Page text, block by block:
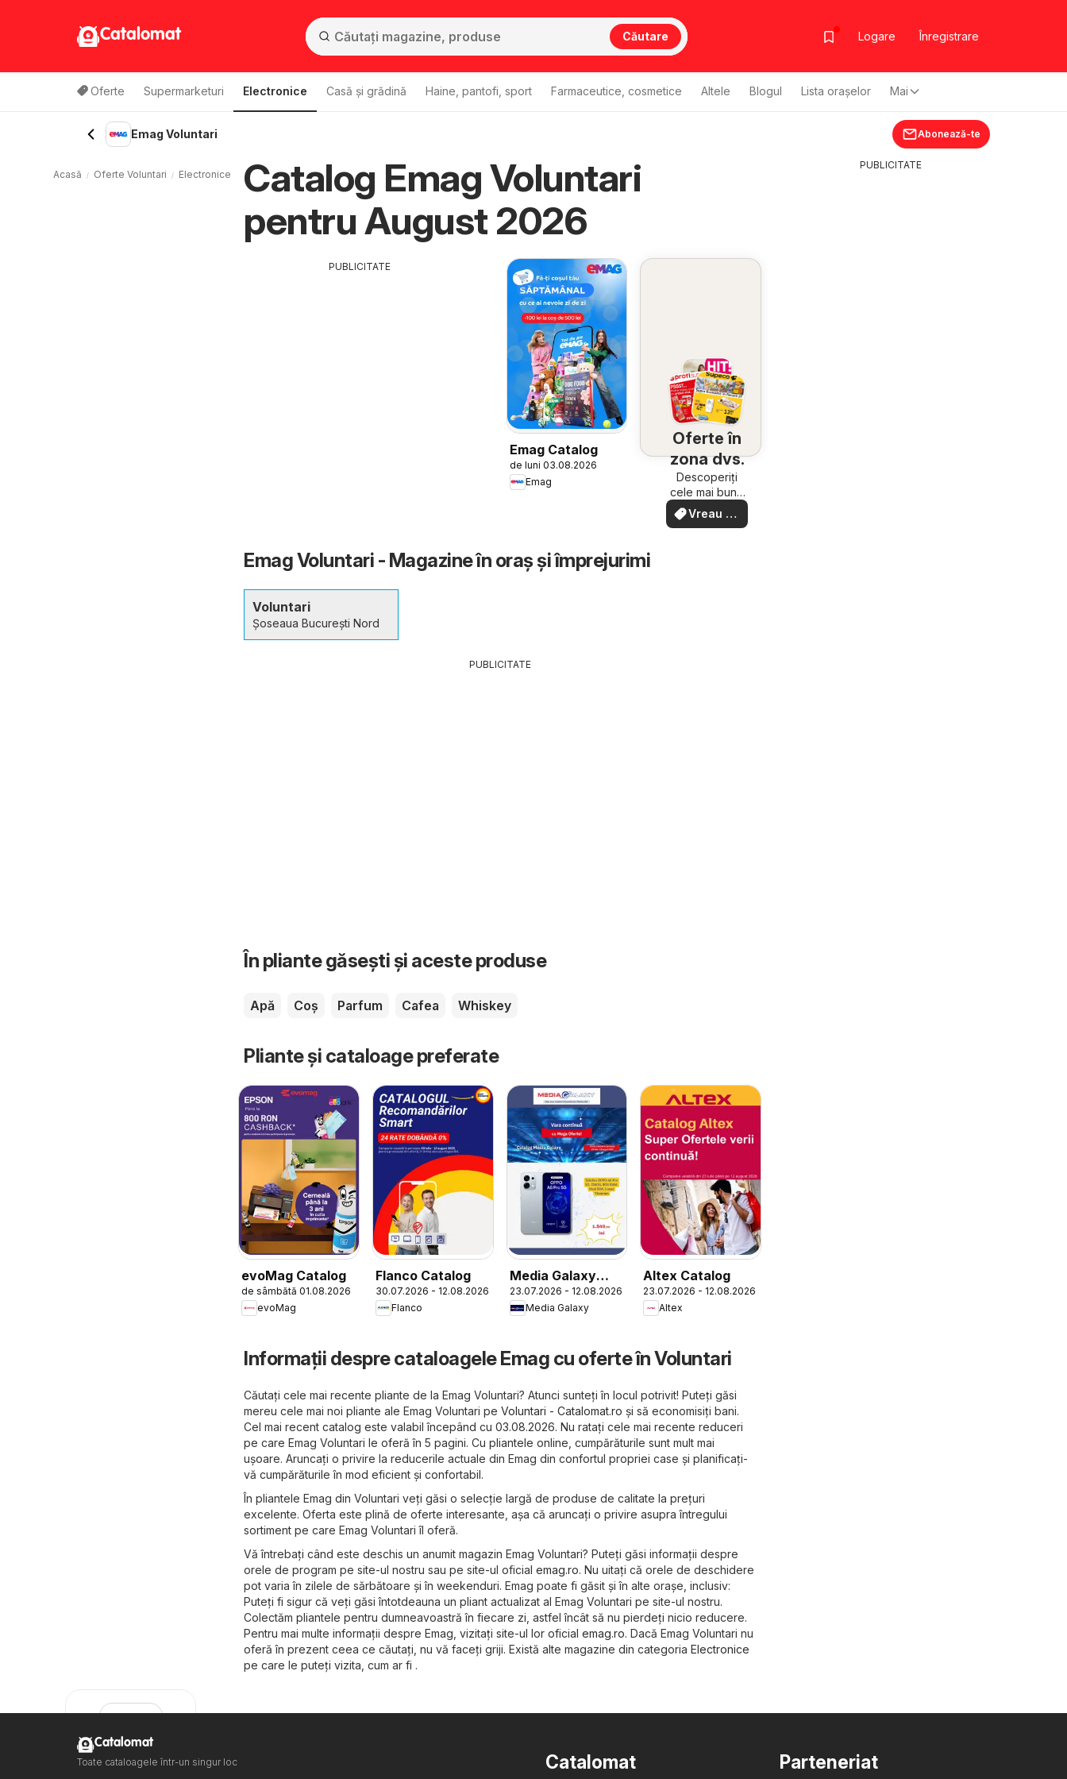
Catalomat Căutare Logare Înregistrare
Oferte Supermarketuri Electronice Casă și grădină Haine, pantofi, sport Farmaceutice, cosmetice Altele Blogul Lista oraşelor Mai
Emag Voluntari Abonează-te
Catalog Emag Voluntari
pentru August 2026
PUBLICITATE
Emag Catalog
de luni 03.08.2026
Emag
Oferte în
zona dvs.
Descoperiți
cele mai bune
oferte din
apropiere –
Vreau să
văd
Emag Voluntari - Magazine în oraş şi împrejurimi
Voluntari
Șoseaua București Nord
PUBLICITATE
În pliante găsești și aceste produse
Apă Coș Parfum Cafea Whiskey
Pliante și cataloage preferate
evoMag Catalog
de sâmbătă 01.08.2026
evoMag
Flanco Catalog
30.07.2026 - 12.08.2026
Flanco
Media Galaxy
Catalog
23.07.2026 - 12.08.2026
Media Galaxy
Altex Catalog
23.07.2026 - 12.08.2026
Altex
Informații despre cataloagele Emag cu oferte în Voluntari
Căutați cele mai recente pliante de la Emag Voluntari? Atunci sunteți în locul potrivit! Puteți găsi
mereu cele mai noi pliante ale Emag Voluntari pe Voluntari - Catalomat.ro și să economisiți bani.
Cel mai recent catalog este valabil începând cu 03.08.2026. Nu ratați cele mai recente reduceri
pe care Emag Voluntari le oferă în 5 pagini. Cu pliantele online, cumpărăturile sunt mult mai
ușoare. Aruncați o privire la reducerile actuale din Emag din confortul propriei case și planificați-
vă cumpărăturile în mod eficient și confortabil.
În pliantele Emag din Voluntari veți găsi o selecție largă de produse de calitate la prețuri
excelente. Oferta este plină de oferte interesante, așa că aruncați o privire asupra întregului
sortiment pe care Emag Voluntari îl oferă.
Vă întrebați când este deschis un anumit magazin Emag Voluntari? Puteți găsi informații despre
orele de program pe site-ul nostru sau pe site-ul oficial emag.ro. Nu uitați că orele de deschidere
pot varia în zilele de sărbătoare și în weekenduri. Emag poate fi găsit și în alte orașe, inclusiv:
Puteți fi sigur că veți găsi întotdeauna un pliant actualizat al Emag Voluntari pe site-ul nostru.
Colectăm pliantele pentru dumneavoastră în fiecare zi, astfel încât să nu pierdeți nicio reducere.
Pentru mai multe informații despre Emag, vizitați site-ul lor oficial emag.ro. Dacă Emag Voluntari nu
oferă în prezent ceea ce căutați, nu vă faceți griji. Există alte magazine din categoria Electronice
pe care le puteți vizita, cum ar fi .
Acasă Oferte Voluntari Electronice Voluntari Emag Voluntari
PUBLICITATE
Catalomat Parteneriat
Catalomat
Toate cataloagele într-un singur loc